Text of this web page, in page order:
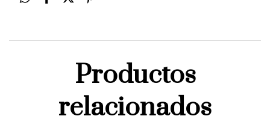
Productos
relacionados